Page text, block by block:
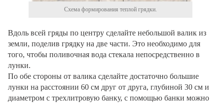
Схема формирования теплой грядки.
Вдоль всей гряды по центру сделайте небольшой валик из
земли, поделив грядку на две части. Это необходимо для
того, чтобы поливочная вода стекала непосредственно в
лунки.
По обе стороны от валика сделайте достаточно большие
лунки на расстоянии 60 см друг от друга, глубиной 30 см и
диаметром с трехлитровую банку, с помощью банки можно